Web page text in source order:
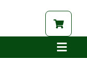
Toggle